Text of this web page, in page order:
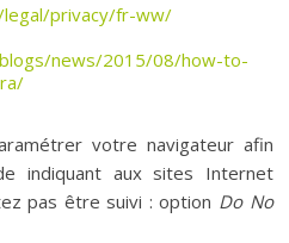
privacy/fr-ww/
news/2015/08/how-to-
votre navigateur afin
indiquant aux sites Internet
pas être suivi : option Do No